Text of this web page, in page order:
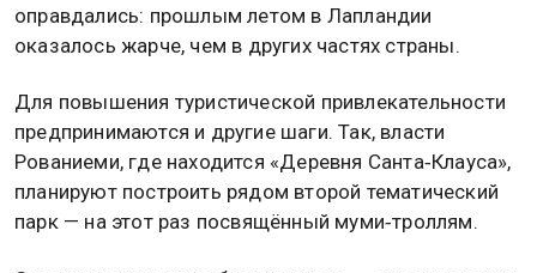
оправдались: прошлым летом в Лапландии
оказалось жарче, чем в других частях страны.
Для повышения туристической привлекательности
предпринимаются и другие шаги. Так, власти
Рованиеми, где находится «Деревня Санта‑Клауса»,
планируют построить рядом второй тематический
парк — на этот раз посвящённый муми‑троллям.